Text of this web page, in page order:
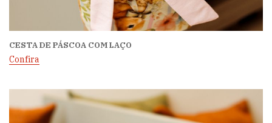
CESTA DE PÁSCOA COM LAÇO
Confira